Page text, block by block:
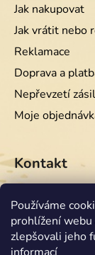
Používáme
prohlížení webu
zlepšovali jeho
Jak nakupovat
Jak vrátit nebo
Reklamace
Doprava a
Nepřevzetí
Moje
Kontakt
info @